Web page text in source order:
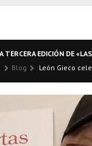
TERCERA EDICIÓN DE
Blog León Gieco celebra la